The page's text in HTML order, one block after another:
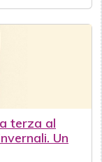
terza al
Un